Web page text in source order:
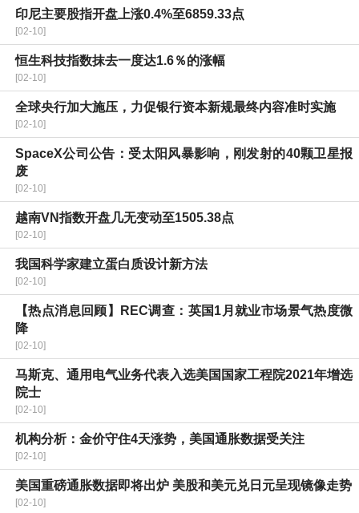
印尼主要股指开盘上涨0.4%至6859.33点
[02-10]
恒生科技指数抹去一度达1.6％的涨幅
[02-10]
全球央行加大施压，力促银行资本新规最终内容准时实施
[02-10]
SpaceX公司公告：受太阳风暴影响，刚发射的40颗卫星报
废
[02-10]
越南VN指数开盘几无变动至1505.38点
[02-10]
我国科学家建立蛋白质设计新方法
[02-10]
【热点消息回顾】REC调查：英国1月就业市场景气热度微
降
[02-10]
马斯克、通用电气业务代表入选美国国家工程院2021年增选
院士
[02-10]
机构分析：金价守住4天涨势，美国通胀数据受关注
[02-10]
美国重磅通胀数据即将出炉 美股和美元兑日元呈现镜像走势
[02-10]